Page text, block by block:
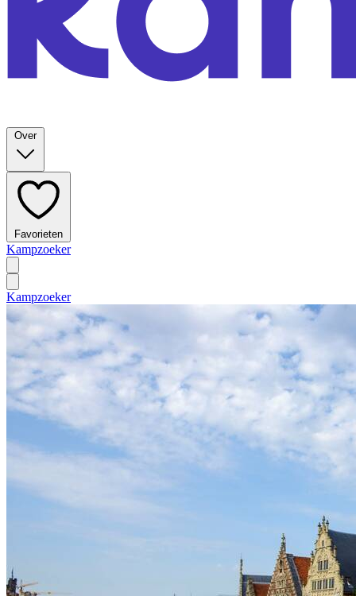
Over
Favorieten
Kampzoeker
Kampzoeker